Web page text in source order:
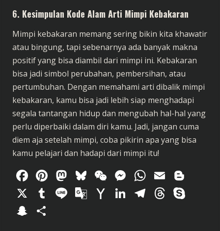
6. Kesimpulan Kode Alam Arti Mimpi Kebakaran
Mimpi kebakaran memang sering bikin kita khawatir
atau bingung, tapi sebenarnya ada banyak makna
positif yang bisa diambil dari mimpi ini. Kebakaran
bisa jadi simbol perubahan, pembersihan, atau
pertumbuhan. Dengan memahami arti dibalik mimpi
kebakaran, kamu bisa jadi lebih siap menghadapi
segala tantangan hidup dan mengubah hal-hal yang
perlu diperbaiki dalam diri kamu. Jadi, jangan cuma
diem aja setelah mimpi, coba pikirin apa yang bisa
kamu pelajari dan hadapi dari mimpi itu!
Facebook
Pinterest
Mastodon
Bluesky
WeChat
Messenger
Email
X
Tumblr
LineGoogle
YahooLinkedIn
Telegram
Snapchat